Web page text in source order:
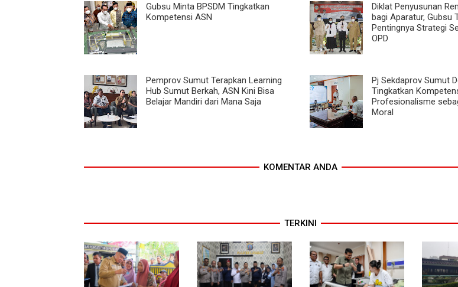
Gubsu Minta BPSDM Tingkatkan
Kompetensi ASN
Diklat Penyusunan
bagi Aparatur, Gubsu
Pentingnya Strategi
OPD
Pemprov Sumut Terapkan Learning
Hub Sumut Berkah, ASN Kini Bisa
Belajar Mandiri dari Mana Saja
Pj Sekdaprov Sumut
Tingkatkan
Profesionalisme
Moral
KOMENTAR ANDA
TERKINI